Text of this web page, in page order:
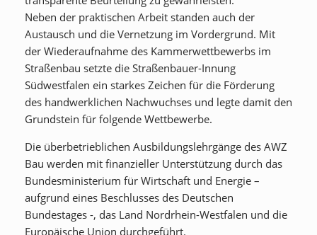
Neben der praktischen Arbeit standen auch der
Austausch und die Vernetzung im Vordergrund. Mit
der Wiederaufnahme des Kammerwettbewerbs im
Straßenbau setzte die Straßenbauer-Innung
Südwestfalen ein starkes Zeichen für die Förderung
des handwerklichen Nachwuchses und legte damit den
Grundstein für folgende Wettbewerbe.
Die überbetrieblichen Ausbildungslehrgänge des AWZ
Bau werden mit finanzieller Unterstützung durch das
Bundesministerium für Wirtschaft und Energie –
aufgrund eines Beschlusses des Deutschen
Bundestages -, das Land Nordrhein-Westfalen und die
Europäische Union durchgeführt.